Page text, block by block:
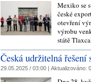
Mexiko se
české
otevření
výrobu
státě
Česká udržitelná
29.05.2025 / 03:00 | Aktualizováno: